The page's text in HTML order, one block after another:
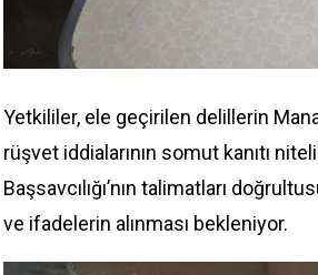
Yetkililer, ele geçirilen delillerin
rüşvet iddialarının somut kanıtı
Başsavcılığı’nın talimatları
ve ifadelerin alınması bekleniyor.